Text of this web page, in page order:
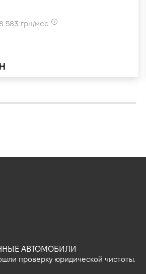
583 грн/мес
АВТОМОБИЛИ
проверку юридической чистоты.